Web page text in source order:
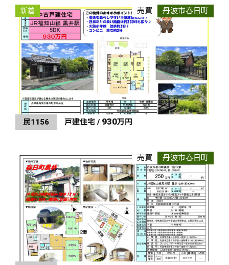
新着 売買 丹波市春日町
民1156 戸建住宅 / 930万円
売買 丹波市春日町